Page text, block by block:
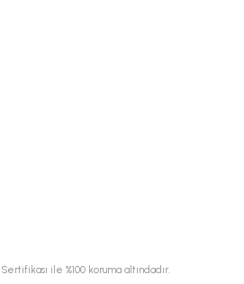
ile %100 koruma altındadır.